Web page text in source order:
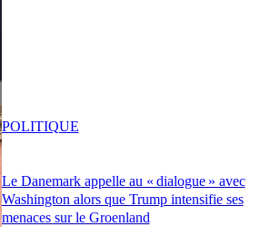
Le Danemark appelle au « dialogue » avec
Washington alors que Trump intensifie ses
menaces sur le Groenland
POLITIQUE